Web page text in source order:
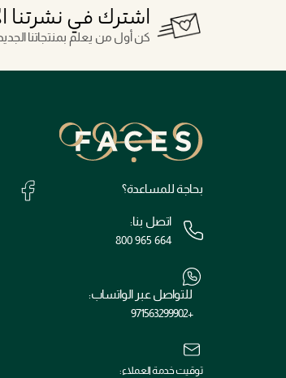
اشترك في نشرتنا
كن أول من يعلم بمنتجاتنا
بحاجة للمساعدة؟
اتصل بنا:
800 965 664
للتواصل عبر الواتساب:
+971563299902
توقيت خدمة العملاء: